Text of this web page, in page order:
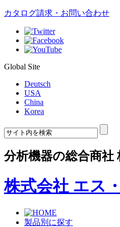
カタログ請求・お問い合わせ
Global Site
Deutsch
USA
China
Korea
分析機器の総合商社
株式会社 エス
製品別に探す